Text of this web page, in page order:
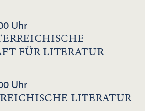
Uhr
FÜR LITERATUR
Uhr
LITERATUR